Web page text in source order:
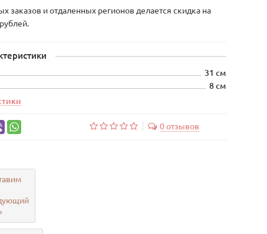
заказов и отдаленных регионов делается скидка на
31 см
8 см
0 отзывов